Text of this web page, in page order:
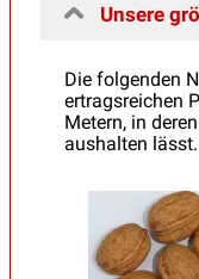
Unsere
Die folgenden
ertragsreichen
Metern, in
aushalten lässt.